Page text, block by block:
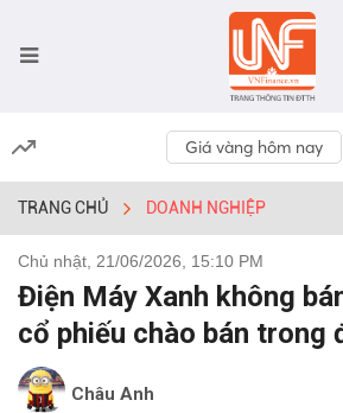
Giá vàng hôm nay
TRANG CHỦ DOANH NGHIỆP
Chủ nhật, 21/06/2026, 15:10 PM
Điện Máy Xanh không
cổ phiếu chào bán trong
Châu Anh